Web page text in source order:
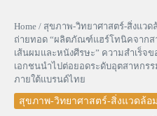
Home / สุขภาพ-วิทยาศาสตร์-สิ่งแวด
ถ่ายทอด “ผลิตภัณฑ์แฮร์โทนิคจากส
เส้นผมและหนังศีรษะ” ความสำเร็จ
เอกชนนำไปต่อยอดระดับอุตสาหกร
ภายใต้แบรนด์ไทย
สุขภาพ-วิทยาศาสตร์-สิ่งแวดล้อม